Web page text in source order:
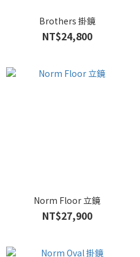
Brothers 掛鏡
NT$24,800
Norm Floor 立鏡
NT$27,900